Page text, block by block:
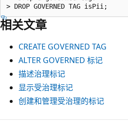
相关文章
CREATE GOVERNED TAG
ALTER GOVERNED 标记
描述治理标记
显示受治理标记
创建和管理受治理的标记
阅